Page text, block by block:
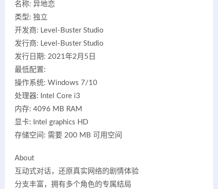
名称: 异地恋
类型: 独立
开发商: Level-Buster Studio
发行商: Level-Buster Studio
发行日期: 2021年2月5日
最低配置:
操作系统: Windows 7/10
处理器: Intel Core i3
内存: 4096 MB RAM
显卡: Intel graphics HD
存储空间: 需要 200 MB 可用空间
About
互动式对话，还原真实网络的剧情体验
分支丰富，拥有多个角色的专属结局